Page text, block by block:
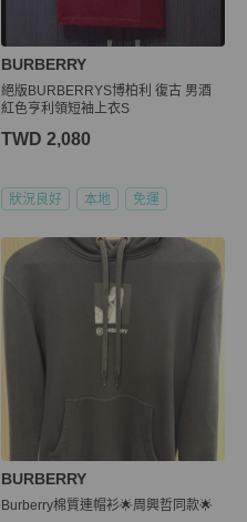
BURBERRY
絕版BURBERRYS博柏利 復古 男酒
紅色亨利領短袖上衣S
TWD 2,080
狀況良好 本地 免運
BURBERRY
Burberry棉質連帽衫🌟周興哲同款🌟